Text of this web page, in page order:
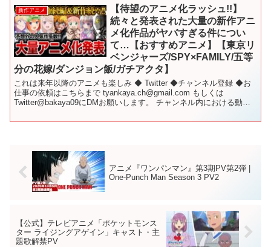
新作アニメ
【待望のアニメ化ラッシュ!!】
続々と発表された大量の新作アニ
メ化作品がヤバすぎる件につい
て…【おすすめアニメ】【東京リ
ベンジャーズ/SPY×FAMILY/五等
分の花嫁/ダンジョン飯/ガチアクタ】
これは来年以降のアニメも楽しみ ◆ Twitter ◆チャンネル登録 ◆お
仕事の依頼はこちらまで tyankaya.ch@gmail.com もしくは
Twitter@bakaya09にDMお願いします。 チャンネル内における動画
アニメ『ワンパンマン』第3期PV第2弾 |
One-Punch Man Season 3 PV2
【公式】テレビアニメ「ポケットモンス
ター ライジングアゲイン」キャスト・主
題歌解禁PV